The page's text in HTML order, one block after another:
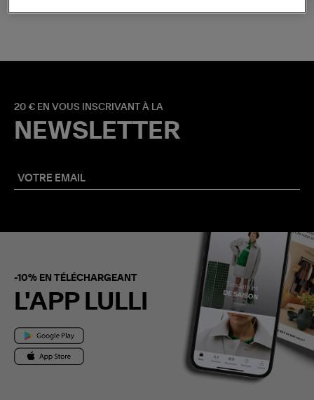
20 € EN VOUS INSCRIVANT À LA
NEWSLETTER
-10% EN TÉLÉCHARGEANT
L'APP LULLI